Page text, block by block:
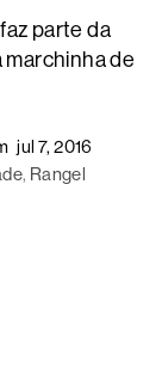
parte da
marchinha de
jul 7, 2016
, Rangel